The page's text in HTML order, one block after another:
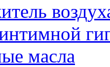
масла